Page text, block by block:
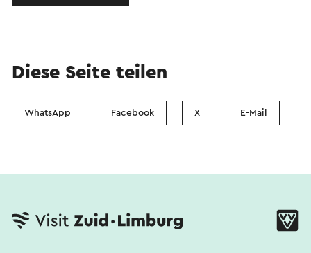
Diese Seite teilen
WhatsApp Facebook X E-Mail